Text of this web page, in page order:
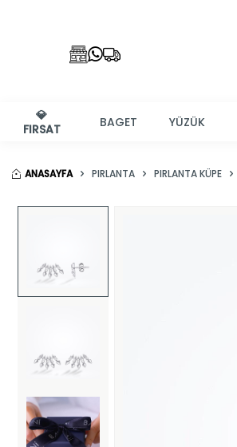
💎
FIRSAT
BAGET YÜZÜK
ANASAYFA PIRLANTA PIRLANTA KÜPE